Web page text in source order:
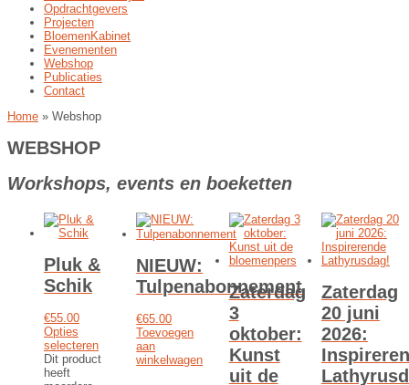
Opdrachtgevers
Projecten
BloemenKabinet
Evenementen
Webshop
Publicaties
Contact
Home » Webshop
WEBSHOP
Workshops, events en boeketten
Pluk &
Schik
€55.00
Opties
selecteren
Dit product
heeft
NIEUW:
Tulpenabonnement
€65.00
Toevoegen
aan
winkelwagen
Zaterdag
3
oktober:
Kunst
uit de
Zaterdag
20 juni
2026: